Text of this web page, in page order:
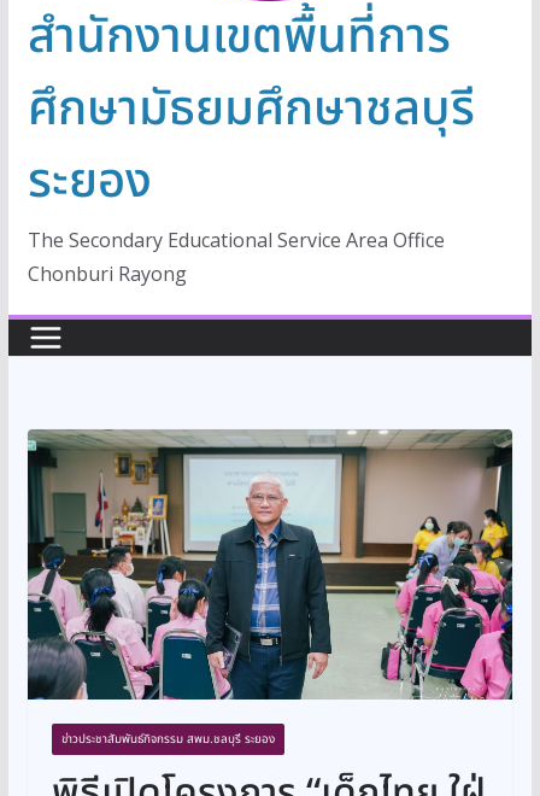
สำนักงานเขตพื้นที่การ
ศึกษามัธยมศึกษาชลบุรี
ระยอง
The Secondary Educational Service Area Office
Chonburi Rayong
ข่าวประชาสัมพันธ์กิจกรรม สพม.ชลบุรี ระยอง